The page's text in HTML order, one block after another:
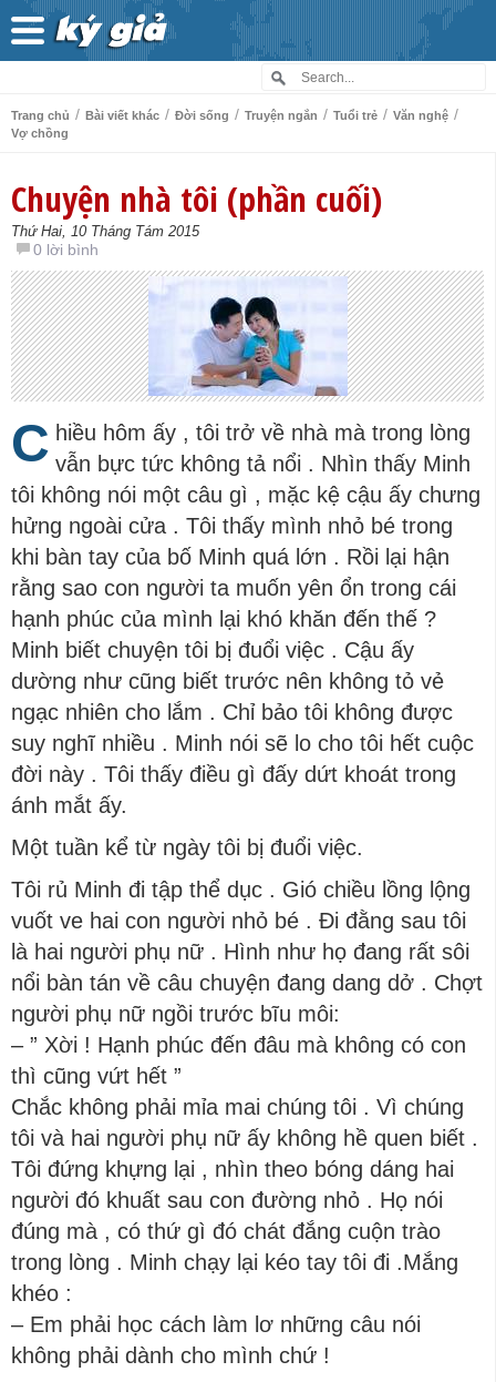
Trang chủ / Bài viết khác / Đời sống / Truyện ngắn / Tuổi trẻ / Văn nghệ /
Vợ chồng
Chuyện nhà tôi (phần cuối)
Thứ Hai, 10 Tháng Tám 2015
0 lời bình
C hiều hôm ấy , tôi trở về nhà mà trong lòng
vẫn bực tức không tả nổi . Nhìn thấy Minh
tôi không nói một câu gì , mặc kệ cậu ấy chưng
hửng ngoài cửa . Tôi thấy mình nhỏ bé trong
khi bàn tay của bố Minh quá lớn . Rồi lại hận
rằng sao con người ta muốn yên ổn trong cái
hạnh phúc của mình lại khó khăn đến thế ?
Minh biết chuyện tôi bị đuổi việc . Cậu ấy
dường như cũng biết trước nên không tỏ vẻ
ngạc nhiên cho lắm . Chỉ bảo tôi không được
suy nghĩ nhiều . Minh nói sẽ lo cho tôi hết cuộc
đời này . Tôi thấy điều gì đấy dứt khoát trong
ánh mắt ấy.
Một tuần kể từ ngày tôi bị đuổi việc.
Tôi rủ Minh đi tập thể dục . Gió chiều lồng lộng
vuốt ve hai con người nhỏ bé . Đi đằng sau tôi
là hai người phụ nữ . Hình như họ đang rất sôi
nổi bàn tán về câu chuyện đang dang dở . Chợt
người phụ nữ ngồi trước bĩu môi:
– ” Xời ! Hạnh phúc đến đâu mà không có con
thì cũng vứt hết ”
Chắc không phải mỉa mai chúng tôi . Vì chúng
tôi và hai người phụ nữ ấy không hề quen biết .
Tôi đứng khựng lại , nhìn theo bóng dáng hai
người đó khuất sau con đường nhỏ . Họ nói
đúng mà , có thứ gì đó chát đắng cuộn trào
trong lòng . Minh chạy lại kéo tay tôi đi .Mắng
khéo :
– Em phải học cách làm lơ những câu nói
không phải dành cho mình chứ !